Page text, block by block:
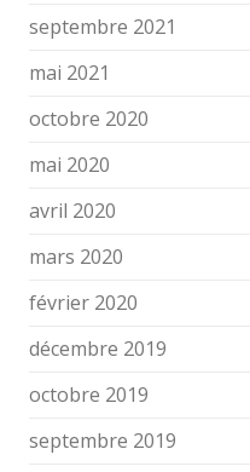
septembre 2021
mai 2021
octobre 2020
mai 2020
avril 2020
mars 2020
février 2020
décembre 2019
octobre 2019
septembre 2019